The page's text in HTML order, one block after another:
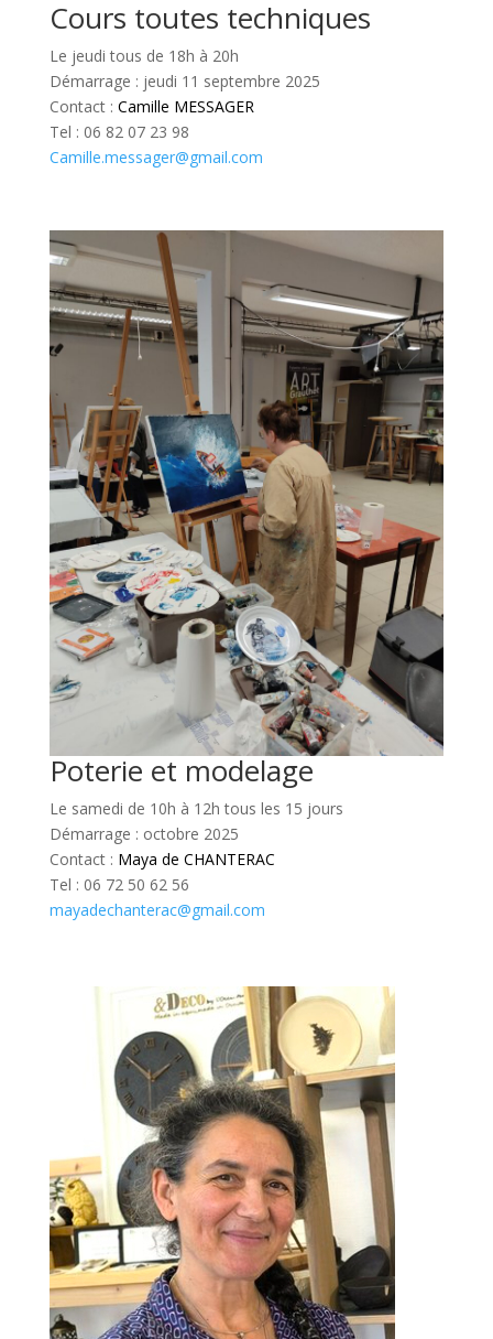
Cours toutes techniques
Le jeudi tous de 18h à 20h
Démarrage : jeudi 11 septembre 2025
Contact : Camille MESSAGER
Tel : 06 82 07 23 98
Camille.messager@gmail.com
Poterie et modelage
Le samedi de 10h à 12h tous les 15 jours
Démarrage : octobre 2025
Contact : Maya de CHANTERAC
Tel : 06 72 50 62 56
mayadechanterac@gmail.com